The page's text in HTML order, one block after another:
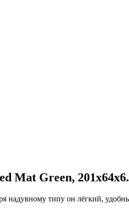
Mat Green,
надувному типу он лёгкий,